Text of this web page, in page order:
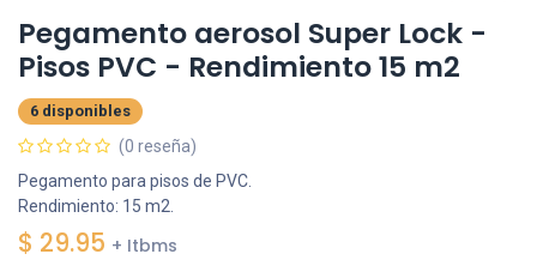
Pegamento aerosol Super Lock -
Pisos PVC - Rendimiento 15 m2
6 disponibles
(0 reseña)
Pegamento para pisos de PVC.
Rendimiento: 15 m2.
$ 29.95 + Itbms